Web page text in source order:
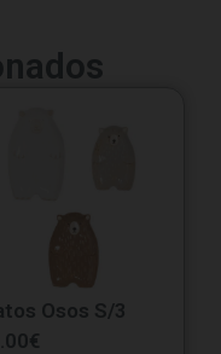
Osos S/3
€